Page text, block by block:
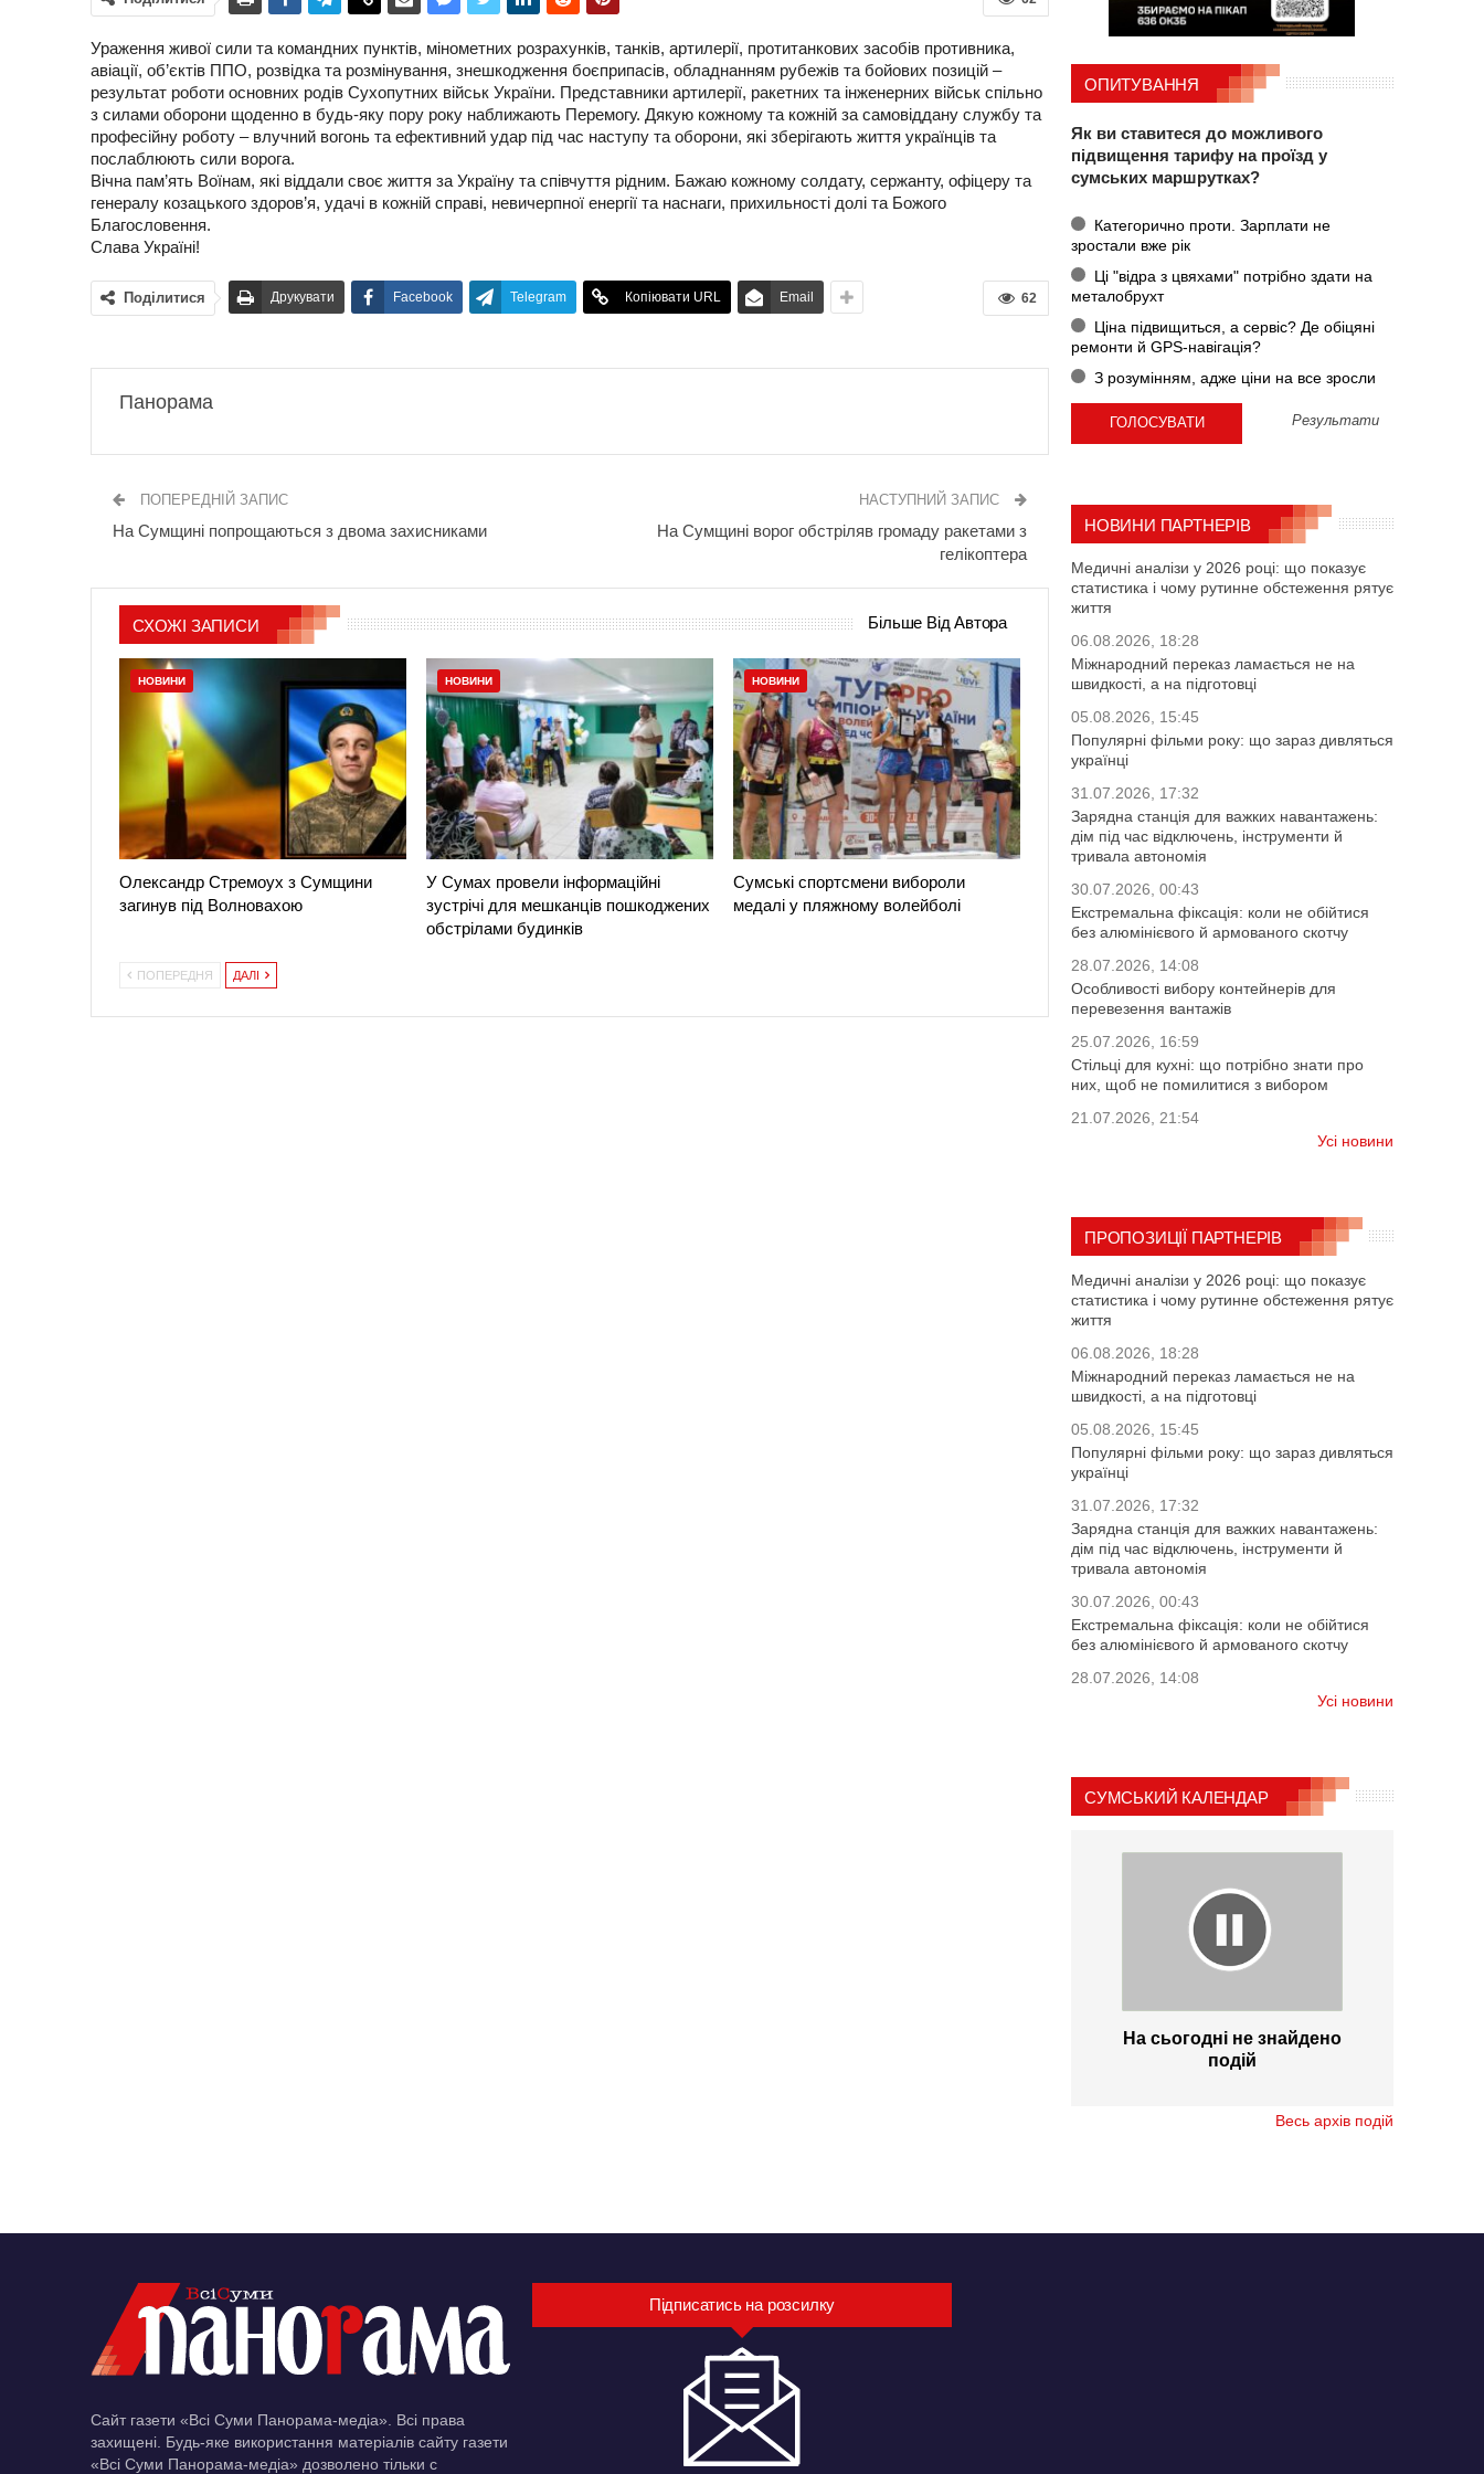
Ураження живої сили та командних пунктів, мінометних розрахунків, танків, артилерії, протитанкових засобів противника,
авіації, об’єктів ППО, розвідка та розмінування, знешкодження боєприпасів, обладнанням рубежів та бойових позицій –
результат роботи основних родів Сухопутних військ України. Представники артилерії, ракетних та інженерних військ спільно
з силами оборони щоденно в будь-яку пору року наближають Перемогу. Дякую кожному та кожній за самовіддану службу та
професійну роботу – влучний вогонь та ефективний удар під час наступу та оборони, які зберігають життя українців та
послаблюють сили ворога.
Вічна пам’ять Воїнам, які віддали своє життя за Україну та співчуття рідним. Бажаю кожному солдату, сержанту, офіцеру та
генералу козацького здоров’я, удачі в кожній справі, невичерпної енергії та наснаги, прихильності долі та Божого
Благословення.
Слава Україні!
62
Поділитися Друкувати Facebook Telegram Копіювати URL Email
Панорама
ПОПЕРЕДНІЙ ЗАПИС
На Сумщині попрощаються з двома захисниками
НАСТУПНИЙ ЗАПИС
На Сумщині ворог обстріляв громаду ракетами з
гелікоптера
СХОЖІ ЗАПИСИ Більше Від Автора
НОВИНИ
Олександр Стремоух з Сумщини
загинув під Волновахою
НОВИНИ
У Сумах провели інформаційні
зустрічі для мешканців пошкоджених
обстрілами будинків
НОВИНИ
Сумські спортсмени вибороли
медалі у пляжному волейболі
ПОПЕРЕДНЯ ДАЛІ
ОПИТУВАННЯ
Як ви ставитеся до можливого
підвищення тарифу на проїзд у
сумських маршрутках?
Категорично проти. Зарплати не
зростали вже рік
Ці "відра з цвяхами" потрібно здати на
металобрухт
Ціна підвищиться, а сервіс? Де обіцяні
ремонти й GPS-навігація?
З розумінням, адже ціни на все зросли
Результати
НОВИНИ ПАРТНЕРІВ
Медичні аналізи у 2026 році: що показує
статистика і чому рутинне обстеження рятує
життя
06.08.2026, 18:28
Міжнародний переказ ламається не на
швидкості, а на підготовці
05.08.2026, 15:45
Популярні фільми року: що зараз дивляться
українці
31.07.2026, 17:32
Зарядна станція для важких навантажень:
дім під час відключень, інструменти й
тривала автономія
30.07.2026, 00:43
Екстремальна фіксація: коли не обійтися
без алюмінієвого й армованого скотчу
28.07.2026, 14:08
Особливості вибору контейнерів для
перевезення вантажів
25.07.2026, 16:59
Стільці для кухні: що потрібно знати про
них, щоб не помилитися з вибором
21.07.2026, 21:54
Усі новини
ПРОПОЗИЦІЇ ПАРТНЕРІВ
Медичні аналізи у 2026 році: що показує
статистика і чому рутинне обстеження рятує
життя
06.08.2026, 18:28
Міжнародний переказ ламається не на
швидкості, а на підготовці
05.08.2026, 15:45
Популярні фільми року: що зараз дивляться
українці
31.07.2026, 17:32
Зарядна станція для важких навантажень:
дім під час відключень, інструменти й
тривала автономія
30.07.2026, 00:43
Екстремальна фіксація: коли не обійтися
без алюмінієвого й армованого скотчу
28.07.2026, 14:08
Усі новини
СУМСЬКИЙ КАЛЕНДАР
На сьогодні не знайдено
подій
Весь архів подій
Сайт газети «Всі Суми Панорама-медіа». Всі права
захищені. Будь-яке використання матеріалів сайту газети
«Всі Суми Панорама-медіа» дозволено тільки c
Підписатись на розсилку